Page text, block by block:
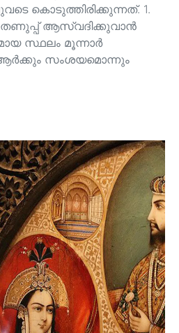
കൊടുത്തിരിക്കുന്നത്. 1.
തണുപ്പ് ആസ്വദിക്കുവാൻ
സ്ഥലം മൂന്നാർ
സംശയമൊന്നും